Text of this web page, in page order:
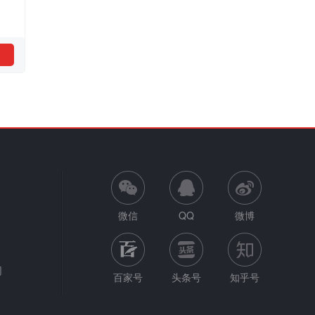
微信 QQ 微博
百家号 头条号 知乎号